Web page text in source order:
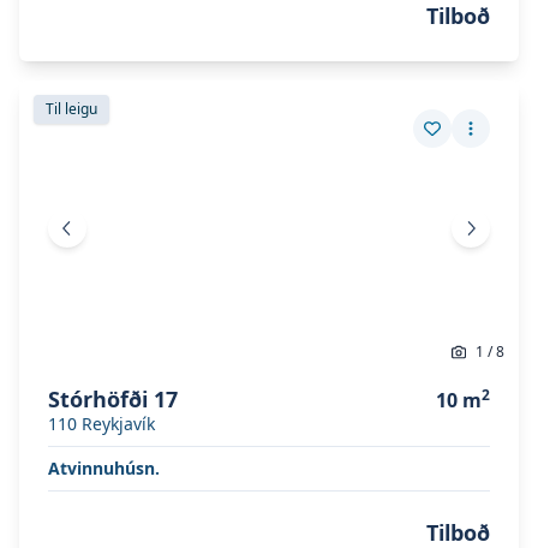
Tilboð
Skoða eignina
Til leigu
Vista eign
Fleiri
Skoða eignina
Fyrri mynd Næsta
1 /8
Stórhöfði 17
110 Reykjavík
10 m2
Atvinnuhúsn.
Tilboð